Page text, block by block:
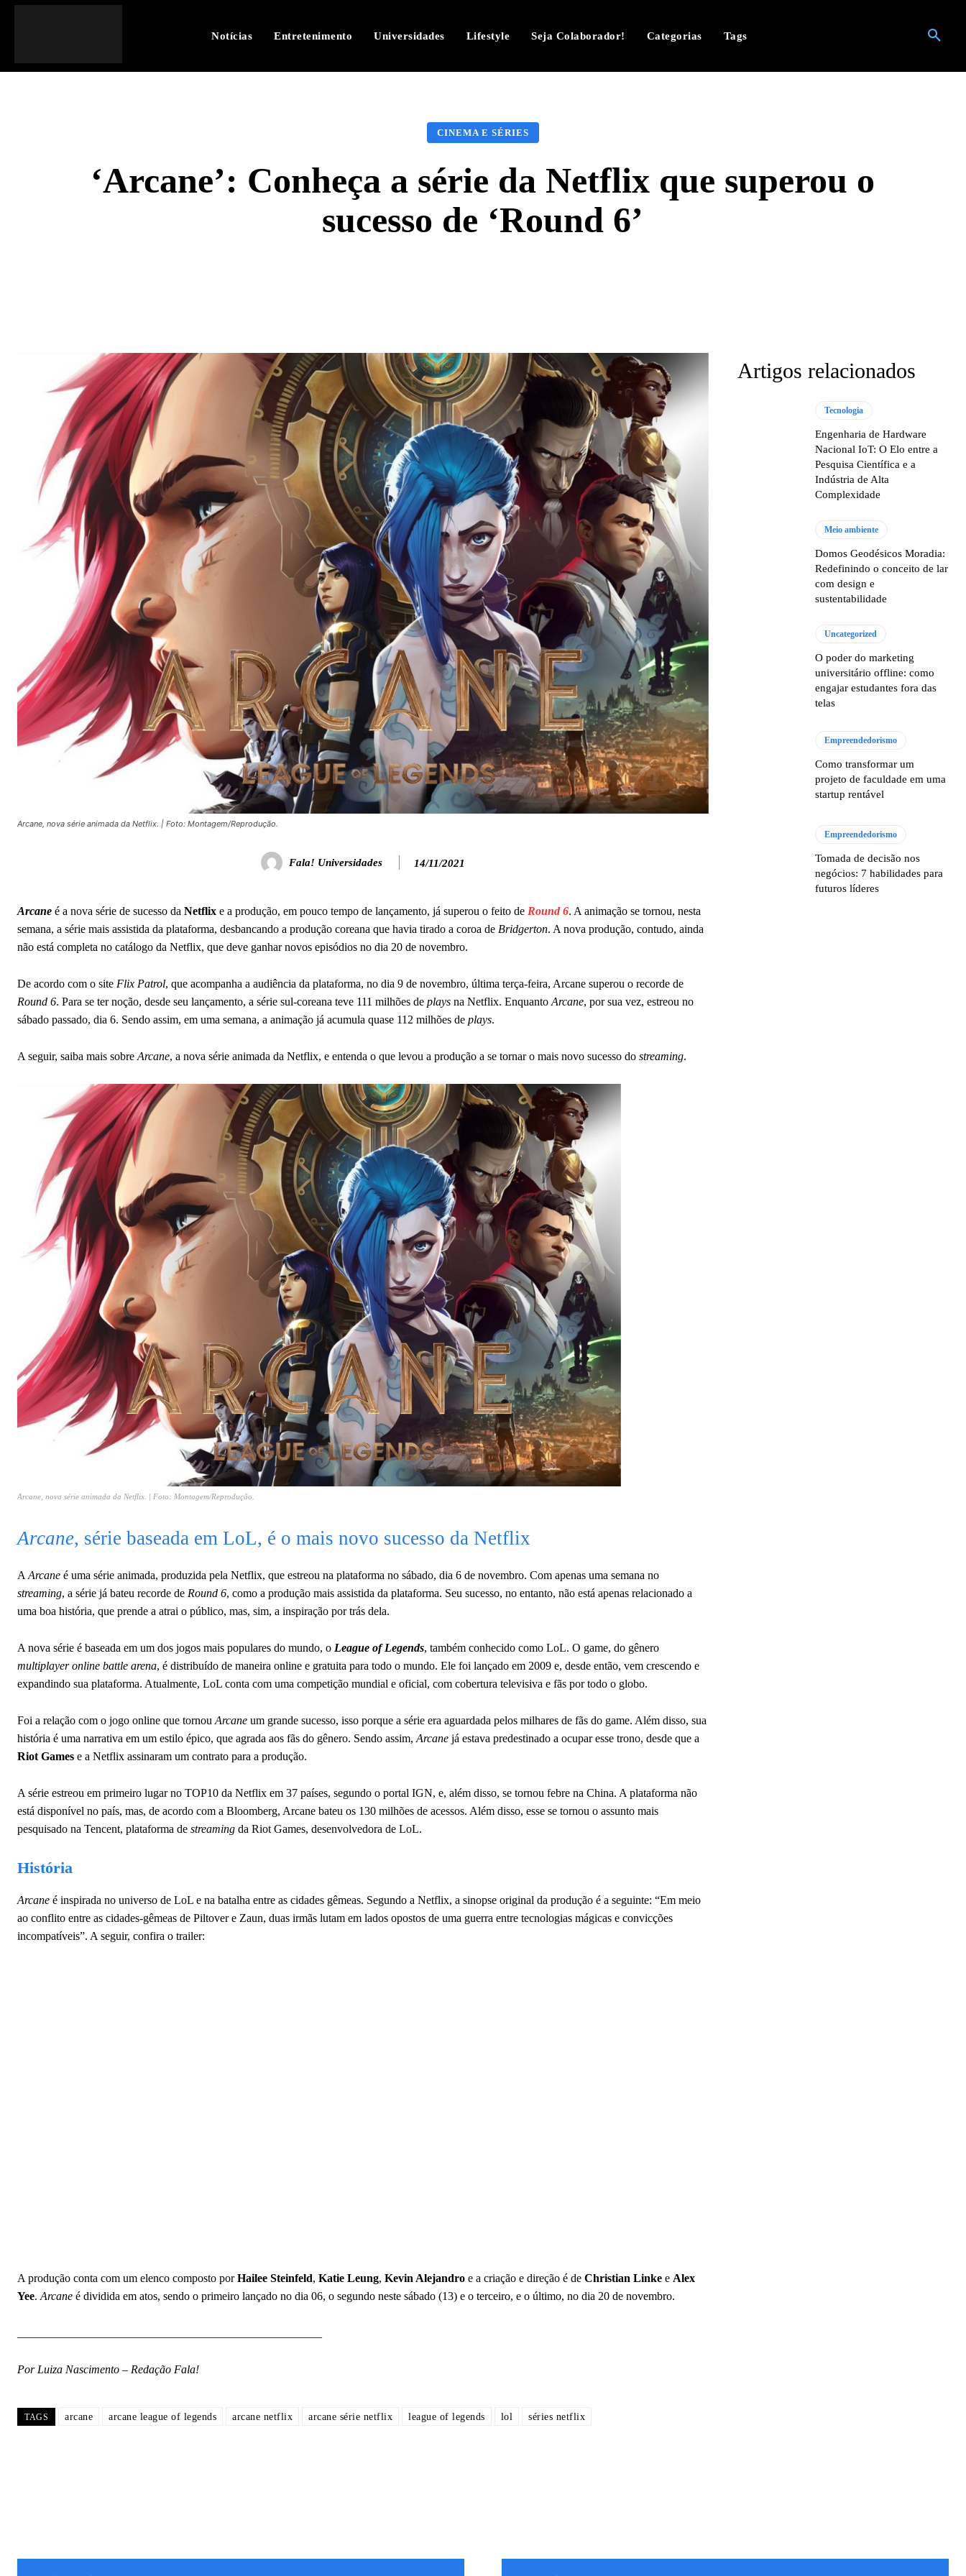
Notícias Entretenimento Universidades Lifestyle Seja Colaborador! Categorias Tags
CINEMA E SÉRIES
‘Arcane’: Conheça a série da Netflix que superou o
sucesso de ‘Round 6’
Arcane, nova série animada da Netflix. | Foto: Montagem/Reprodução.
Fala! Universidades 14/11/2021
Arcane é a nova série de sucesso da Netflix e a produção, em pouco tempo de lançamento, já superou o feito de Round 6. A animação se tornou, nesta
semana, a série mais assistida da plataforma, desbancando a produção coreana que havia tirado a coroa de Bridgerton. A nova produção, contudo, ainda
não está completa no catálogo da Netflix, que deve ganhar novos episódios no dia 20 de novembro.
De acordo com o site Flix Patrol, que acompanha a audiência da plataforma, no dia 9 de novembro, última terça-feira, Arcane superou o recorde de
Round 6. Para se ter noção, desde seu lançamento, a série sul-coreana teve 111 milhões de plays na Netflix. Enquanto Arcane, por sua vez, estreou no
sábado passado, dia 6. Sendo assim, em uma semana, a animação já acumula quase 112 milhões de plays.
A seguir, saiba mais sobre Arcane, a nova série animada da Netflix, e entenda o que levou a produção a se tornar o mais novo sucesso do streaming.
Arcane, nova série animada da Netflix. | Foto: Montagem/Reprodução.
Arcane, série baseada em LoL, é o mais novo sucesso da Netflix
A Arcane é uma série animada, produzida pela Netflix, que estreou na plataforma no sábado, dia 6 de novembro. Com apenas uma semana no
streaming, a série já bateu recorde de Round 6, como a produção mais assistida da plataforma. Seu sucesso, no entanto, não está apenas relacionado a
uma boa história, que prende a atrai o público, mas, sim, a inspiração por trás dela.
A nova série é baseada em um dos jogos mais populares do mundo, o League of Legends, também conhecido como LoL. O game, do gênero
multiplayer online battle arena, é distribuído de maneira online e gratuita para todo o mundo. Ele foi lançado em 2009 e, desde então, vem crescendo e
expandindo sua plataforma. Atualmente, LoL conta com uma competição mundial e oficial, com cobertura televisiva e fãs por todo o globo.
Foi a relação com o jogo online que tornou Arcane um grande sucesso, isso porque a série era aguardada pelos milhares de fãs do game. Além disso, sua
história é uma narrativa em um estilo épico, que agrada aos fãs do gênero. Sendo assim, Arcane já estava predestinado a ocupar esse trono, desde que a
Riot Games e a Netflix assinaram um contrato para a produção.
A série estreou em primeiro lugar no TOP10 da Netflix em 37 países, segundo o portal IGN, e, além disso, se tornou febre na China. A plataforma não
está disponível no país, mas, de acordo com a Bloomberg, Arcane bateu os 130 milhões de acessos. Além disso, esse se tornou o assunto mais
pesquisado na Tencent, plataforma de streaming da Riot Games, desenvolvedora de LoL.
História
Arcane é inspirada no universo de LoL e na batalha entre as cidades gêmeas. Segundo a Netflix, a sinopse original da produção é a seguinte: “Em meio
ao conflito entre as cidades-gêmeas de Piltover e Zaun, duas irmãs lutam em lados opostos de uma guerra entre tecnologias mágicas e convicções
incompatíveis”. A seguir, confira o trailer:
A produção conta com um elenco composto porHailee Steinfeld, Katie Leung, Kevin Alejandro e a criação e direção é de Christian Linke e Alex
Yee. Arcane é dividida em atos, sendo o primeiro lançado no dia 06, o segundo neste sábado (13) e o terceiro, e o último, no dia 20 de novembro.
Por Luiza Nascimento – Redação Fala!
TAGS arcane arcane league of legends arcane netflix arcane série netflix league of legends lol séries netflix
Artigos relacionados
Tecnologia
Engenharia de Hardware
Nacional IoT: O Elo entre a
Pesquisa Científica e a
Indústria de Alta
Complexidade
Meio ambiente
Domos Geodésicos Moradia:
Redefinindo o conceito de lar
com design e
sustentabilidade
Uncategorized
O poder do marketing
universitário offline: como
engajar estudantes fora das
telas
Empreendedorismo
Como transformar um
projeto de faculdade em uma
startup rentável
Empreendedorismo
Tomada de decisão nos
negócios: 7 habilidades para
futuros líderes